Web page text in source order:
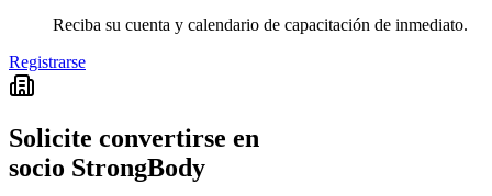
Reciba su cuenta y calendario de capacitación de inmediato.
Registrarse
Solicite convertirse en
socio StrongBody